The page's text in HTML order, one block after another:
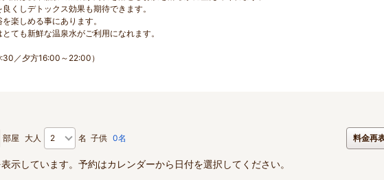
くしデトックス効果も期待できます。
楽しめる事にあります。
ても新鮮な温泉水がご利用になれます。
／夕方16:00～22:00）
部屋 大人 名 子供 0名 料金再
示しています。予約はカレンダーから日付を選択してください。